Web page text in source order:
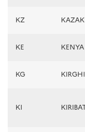
KZ
KE KENYA
KG
KI